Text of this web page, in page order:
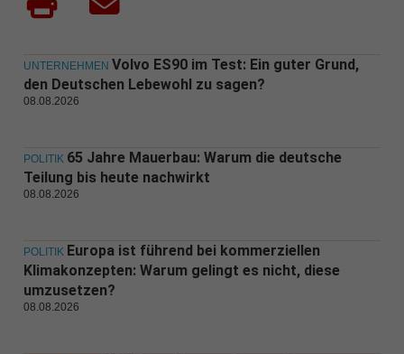
UNTERNEHMEN Volvo ES90 im Test: Ein guter Grund,
den Deutschen Lebewohl zu sagen?
08.08.2026
POLITIK 65 Jahre Mauerbau: Warum die deutsche
Teilung bis heute nachwirkt
08.08.2026
POLITIK Europa ist führend bei kommerziellen
Klimakonzepten: Warum gelingt es nicht, diese
umzusetzen?
08.08.2026